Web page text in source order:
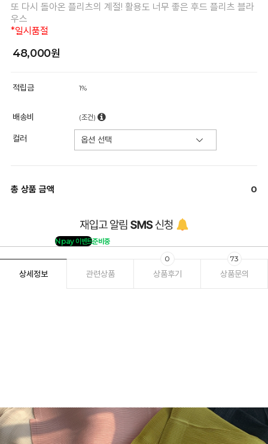
또 다시 돌아온 플리츠의 계절! 활용도 너무 좋은 후드 플리츠 블라
우스
*일시품절
48,000원
적립금 1%
배송비 (조건)
컬러
총 상품 금액 0
Npay 이벤트준비중
상세정보 관련상품 상품후기
0
상품문의
73